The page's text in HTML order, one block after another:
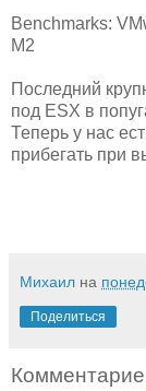
Benchmarks:
M2
Последний
под ESX в
Теперь у нас
прибегать при
Михаил на
Поделиться